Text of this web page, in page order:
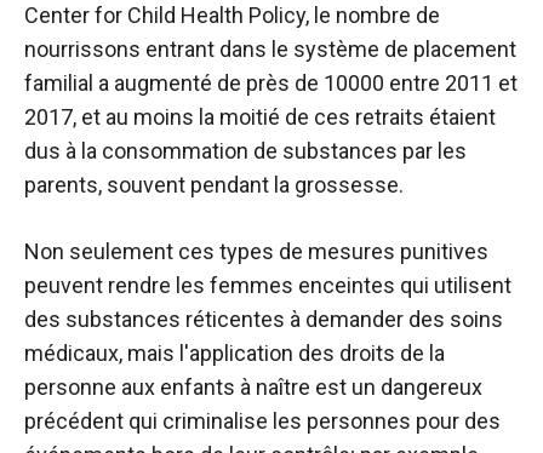
Center for Child Health Policy, le nombre de
nourrissons entrant dans le système de placement
familial a augmenté de près de 10000 entre 2011 et
2017, et au moins la moitié de ces retraits étaient
dus à la consommation de substances par les
parents, souvent pendant la grossesse.
Non seulement ces types de mesures punitives
peuvent rendre les femmes enceintes qui utilisent
des substances réticentes à demander des soins
médicaux, mais l'application des droits de la
personne aux enfants à naître est un dangereux
précédent qui criminalise les personnes pour des